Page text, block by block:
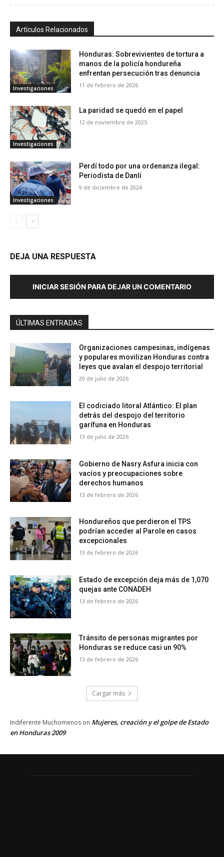
Artículos Relacionados
Investigaciones
Honduras: Sobrevivientes de tortura a
manos de la policía hondureña
enfrentan persecución tras denuncia
11 de febrero de 2026
Investigaciones
La paridad se quedó en el papel
12 de noviembre de 2025
Investigaciones
Perdí todo por una ordenanza ilegal:
Periodista de Danlí
9 de diciembre de 2024
DEJA UNA RESPUESTA
INICIAR SESIÓN PARA DEJAR UN COMENTARIO
ÚLTIMAS ENTRADAS
Organizaciones campesinas, indígenas
y populares movilizan Honduras contra
leyes que avalan el despojo territorial
20 de julio de 2026
El codiciado litoral Atlántico: El plan
detrás del despojo del territorio
garífuna en Honduras
13 de julio de 2026
Gobierno de Nasry Asfura inicia con
vacíos y preocupaciones sobre
derechos humanos
13 de febrero de 2026
Hondureños que perdieron el TPS
podrían acceder al Parole en casos
excepcionales
13 de febrero de 2026
Estado de excepción deja más de 1,070
quejas ante CONADEH
13 de febrero de 2026
Tránsito de personas migrantes por
Honduras se reduce casi un 90%
13 de febrero de 2026
Cargar más
Indiferente Muchomenos on Mujeres, creación y el golpe de Estado
en Honduras 2009